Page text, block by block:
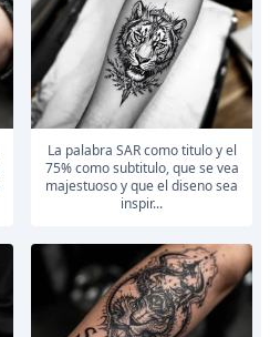
la palabra SAR como titulo y el
75% como subtitulo, que se vea
majestuoso y que el diseno sea
inspir...